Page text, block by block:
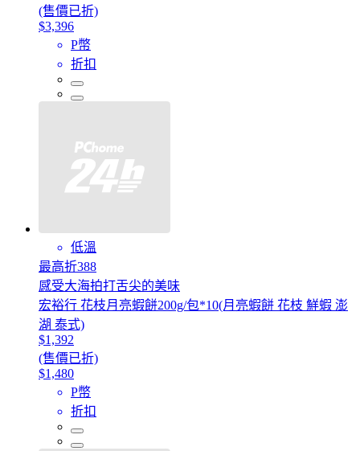
(售價已折)
$3,396
P幣
折扣
低溫
最高折388
感受大海拍打舌尖的美味
宏裕行 花枝月亮蝦餅200g/包*10(月亮蝦餅 花枝 鮮蝦 澎
湖 泰式)
$1,392
(售價已折)
$1,480
P幣
折扣